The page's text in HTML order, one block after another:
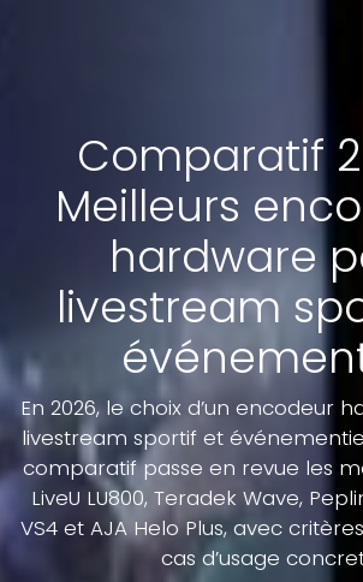
Comparatif
Meilleurs
hardware
livestream
En 2026, le choix d’un encodeur
livestream sportif et
comparatif passe en revue les
LiveU LU800, Teradek Wave,
VS4 et AJA Helo Plus, avec
cas d’usage